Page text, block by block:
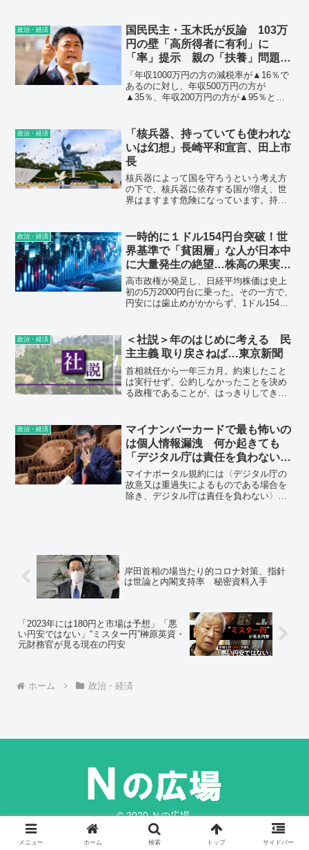
先頭に立つ。古い政治と決別し、本当に
必要な政策に予算を振り向ける」と動機
を述べた。
政治・経済
国民民主・玉木氏が反論 103万
円の壁「高所得者に有利」に
「率」提示 親の「扶養」問題も
内包
「年収1000万円の方の減税率が▲16％で
あるのに対し、年収500万円の方が
▲35％、年収200万円の方が▲95％とな
ンテージでは低所得側に有利であること
を説いた。
政治・経済
「核兵器、持っていても使われな
いは幻想」長崎平和宣言、田上市
長
核兵器によって国を守ろうという考え方
の下で、核兵器に依存する国が増え、世
界はますます危険になっています。持っ
「存在する限りは使われる」。核兵器を
なくすことが、地球と人類の未来を守る
ための唯一の現実的な道だということ
を、今こそ私たちは認識しなければなり
ません。
政治・経済
一時的に１ドル154円台突破！世
界基準で「貧困層」な人が日本中
に大量発生の絶望…株高の果実は
外国資本が奪い、負担は国民が背
負う構図が鮮明に
高市政権が発足し、日経平均株価は史上
初の5万2000円台に乗った。その一方で、
円安には歯止めがかからず、1ドル154円
たない多くの国民が苦しんでいる状況
だ。
政治・経済
＜社説＞年のはじめに考える 民
主主義 取り戻さねば…東京新聞
首相就任から一年三カ月。約束したこと
は実行せず、公約しなかったことを決め
る政権であることが、はっきりしてきま
政治・経済
マイナンバーカードで最も怖いの
は個人情報漏洩 何か起きても
「デジタル庁は責任を負わない」
と規約に明記
マイナポータル規約には〈デジタル庁の
故意又は重過失によるものである場合を
除き、デジタル庁は責任を負わない〉と
岸田首相の場当たり的コロナ対策、指針
は世論と内閣支持率 秘密資料入手
「2023年には180円と市場は予想」「悪
い円安ではない」“ミスター円”榊原英資・
元財務官が見る現在の円安
ホーム 政治・経済
© 2020 Ｎの広場.
メニュー ホーム 検索 トップ サイドバー